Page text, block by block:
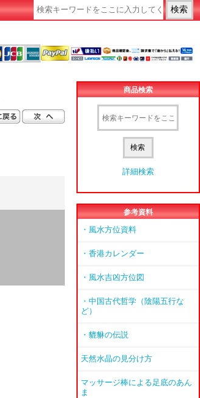
商品検索
詳細検索
参考資料
・風水方位資料
・香港カレンダー
・風水吉凶方位図
・中国古代哲学（陰陽五行な
ど）
・貔貅の伝説
天然水晶の見分け方
マッサージ棒による足底のあん
ま